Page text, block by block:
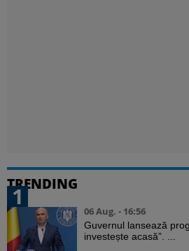
TRENDING
1
06 Aug. - 16:56
Guvernul lansează
investește acasă”. ...